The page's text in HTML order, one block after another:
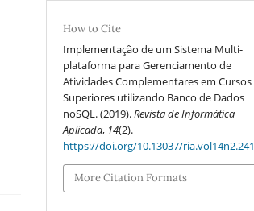
How to Cite
Implementação de um Sistema Multi-
plataforma para Gerenciamento de
Atividades Complementares em Cursos
Superiores utilizando Banco de Dados
noSQL. (2019).Revista de Informática
Aplicada, 14(2).
https://doi.org/10.13037/ria.vol14n2.241
More Citation Formats